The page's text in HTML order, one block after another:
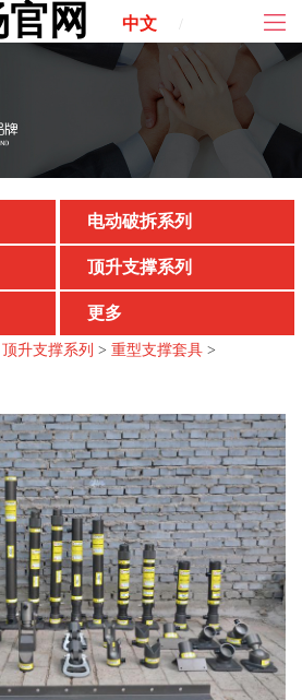
网 中文 /
电动破拆系列
顶升支撑系列
更多
顶升支撑系列 > 重型支撑套具 >